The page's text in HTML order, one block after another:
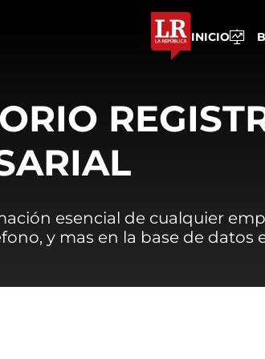
INICIO
esencial de cualquier
y mas en la base de